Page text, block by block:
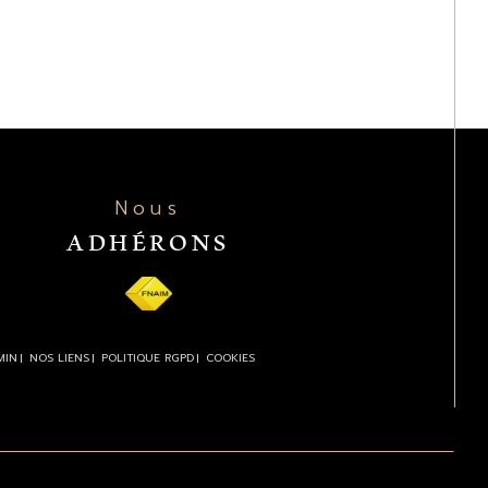
Nous
ADHÉRONS
NOS LIENS POLITIQUE RGPD COOKIES